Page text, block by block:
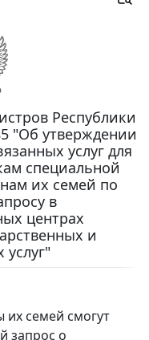
Республики
"Об утверждении
услуг для
специальной
их семей по
в
центрах
и
семей смогут
запрос о